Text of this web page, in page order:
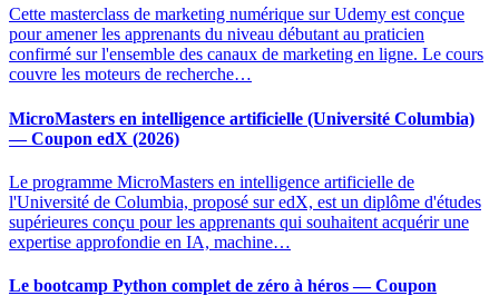
Cette masterclass de marketing numérique sur Udemy est conçue
pour amener les apprenants du niveau débutant au praticien
confirmé sur l'ensemble des canaux de marketing en ligne. Le cours
couvre les moteurs de recherche…
MicroMasters en intelligence artificielle (Université Columbia)
— Coupon edX (2026)
Le programme MicroMasters en intelligence artificielle de
l'Université de Columbia, proposé sur edX, est un diplôme d'études
supérieures conçu pour les apprenants qui souhaitent acquérir une
expertise approfondie en IA, machine…
Le bootcamp Python complet de zéro à héros — Coupon